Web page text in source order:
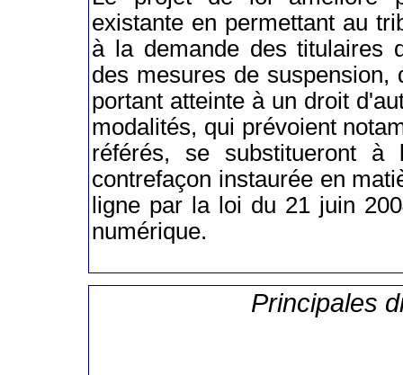
existante en permettant au
à la demande des titulaires
des mesures de
portant atteinte à un droit
modalités, qui prévoient
référés, se substitueront
contrefaçon instaurée en
ligne par la loi du 21 juin
numérique.
Principales